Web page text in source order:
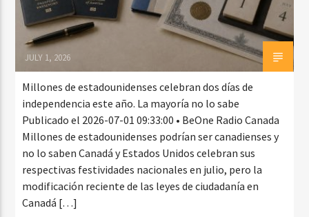
JULY 1, 2026
Millones de estadounidenses celebran dos días de
independencia este año. La mayoría no lo sabe
Publicado el 2026-07-01 09:33:00 • BeOne Radio Canada
Millones de estadounidenses podrían ser canadienses y
no lo saben Canadá y Estados Unidos celebran sus
respectivas festividades nacionales en julio, pero la
modificación reciente de las leyes de ciudadanía en
Canadá […]